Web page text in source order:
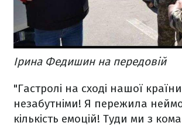
Ірина Федишин на передовій
"Гастролі на сході нашої
незабутніми! Я пережила
кількість емоцій! Туди ми з